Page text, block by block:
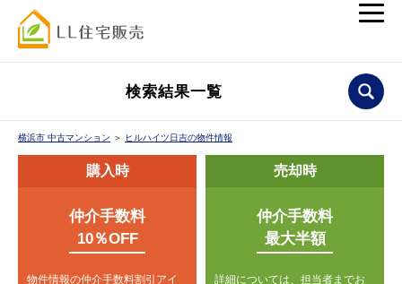
検索結果一覧
横浜市 中古マンション ＞ ヒルハイツ日吉の物件情報
購入時
仲介手数料
10％OFF
物件情報の仲介手数料割引アイ
売却時
仲介手数料
最大半額
詳細については、担当者までお